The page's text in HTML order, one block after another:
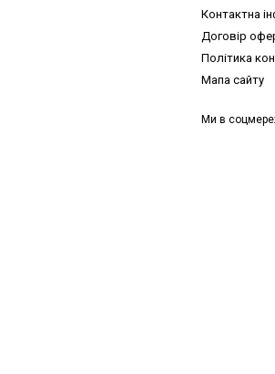
Контактна
Договір
Політика
Мапа сайту
Ми в